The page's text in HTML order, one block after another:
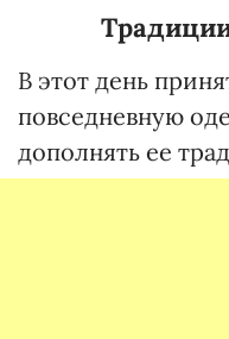
В этот день
повседневную
дополнять ее